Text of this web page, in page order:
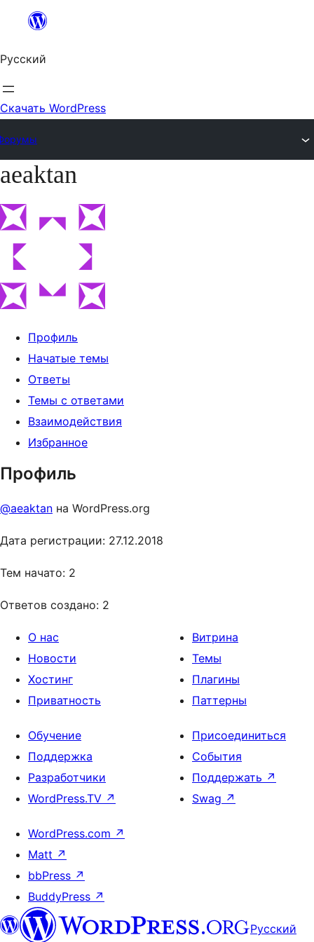
Перейти
содержимому
Русский
Скачать WordPress
Перейти
содержимому
aeaktan
Профиль
Начатые темы
Ответы
Темы с ответами
Взаимодействия
Избранное
Профиль
@aeaktan на WordPress.org
Дата регистрации: 27.12.2018
Тем начато: 2
Ответов создано: 2
О нас
Новости
Хостинг
Приватность
Витрина
Темы
Плагины
Паттерны
Обучение
Поддержка
Разработчики
WordPress.TV ↗
Присоединиться
События
Поддержать ↗
Swag ↗
WordPress.com ↗
Matt ↗
bbPress ↗
BuddyPress ↗
Русский